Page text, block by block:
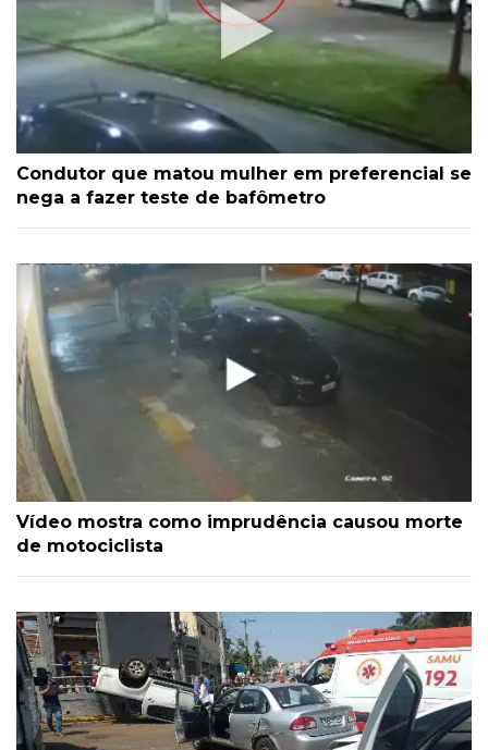
Condutor que matou mulher em preferencial se
nega a fazer teste de bafômetro
Vídeo mostra como imprudência causou morte
de motociclista